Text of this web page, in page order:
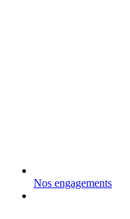
Nos engagements